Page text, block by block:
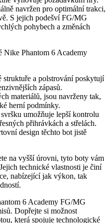
navržen pro optimální trakci,
S jejich podešví FG/MG
pohybech a změnách
Phantom 6 Academy
struktuře a polstrování poskytují
zápasů.
materiálů, jsou navrženy tak,
herní podmínky.
umožňuje lepší kontrolu
přihrávkách a střelách.
design těchto bot jistě
na vyšší úrovni, tyto boty vám
technické vlastnosti je činí
nabízející jak výkon, tak
6 Academy FG/MG
Dopřejte si možnost
která spojuje technologické